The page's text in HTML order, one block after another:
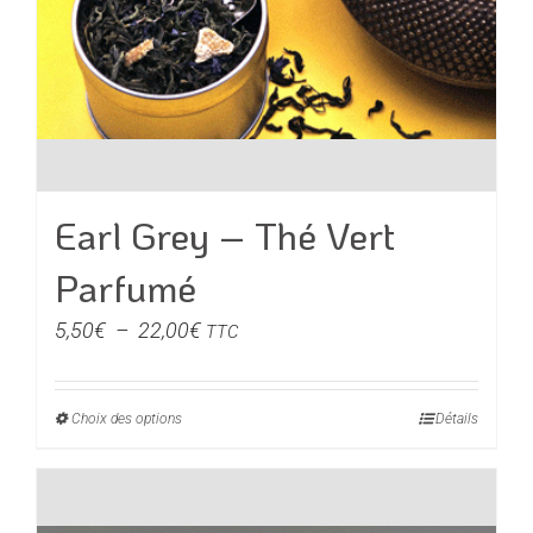
Earl Grey – Thé Vert
Parfumé
5,50€ – 22,00€Plage
prix :
TTC
Choix des optionsCe
plusieurs
Détails